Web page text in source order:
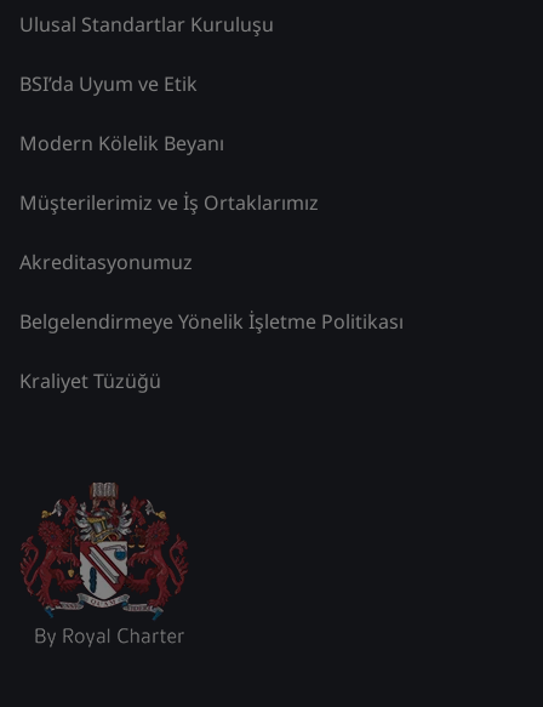
Ulusal Standartlar Kuruluşu
BSI’da Uyum ve Etik
Modern Kölelik Beyanı
Müşterilerimiz ve İş Ortaklarımız
Akreditasyonumuz
Belgelendirmeye Yönelik İşletme Politikası
Kraliyet Tüzüğü